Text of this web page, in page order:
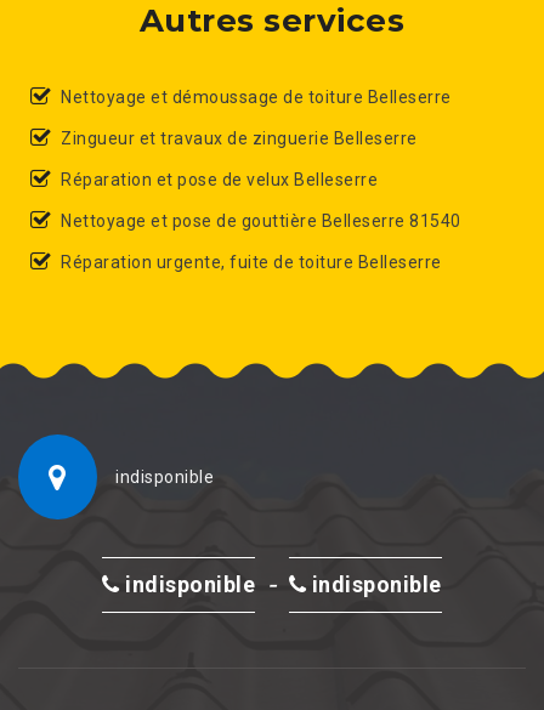
Autres services
Nettoyage et démoussage de toiture Belleserre
Zingueur et travaux de zinguerie Belleserre
Réparation et pose de velux Belleserre
Nettoyage et pose de gouttière Belleserre 81540
Réparation urgente, fuite de toiture Belleserre
indisponible
indisponible - indisponible